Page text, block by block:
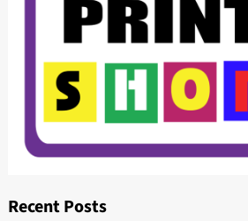
Recent Posts